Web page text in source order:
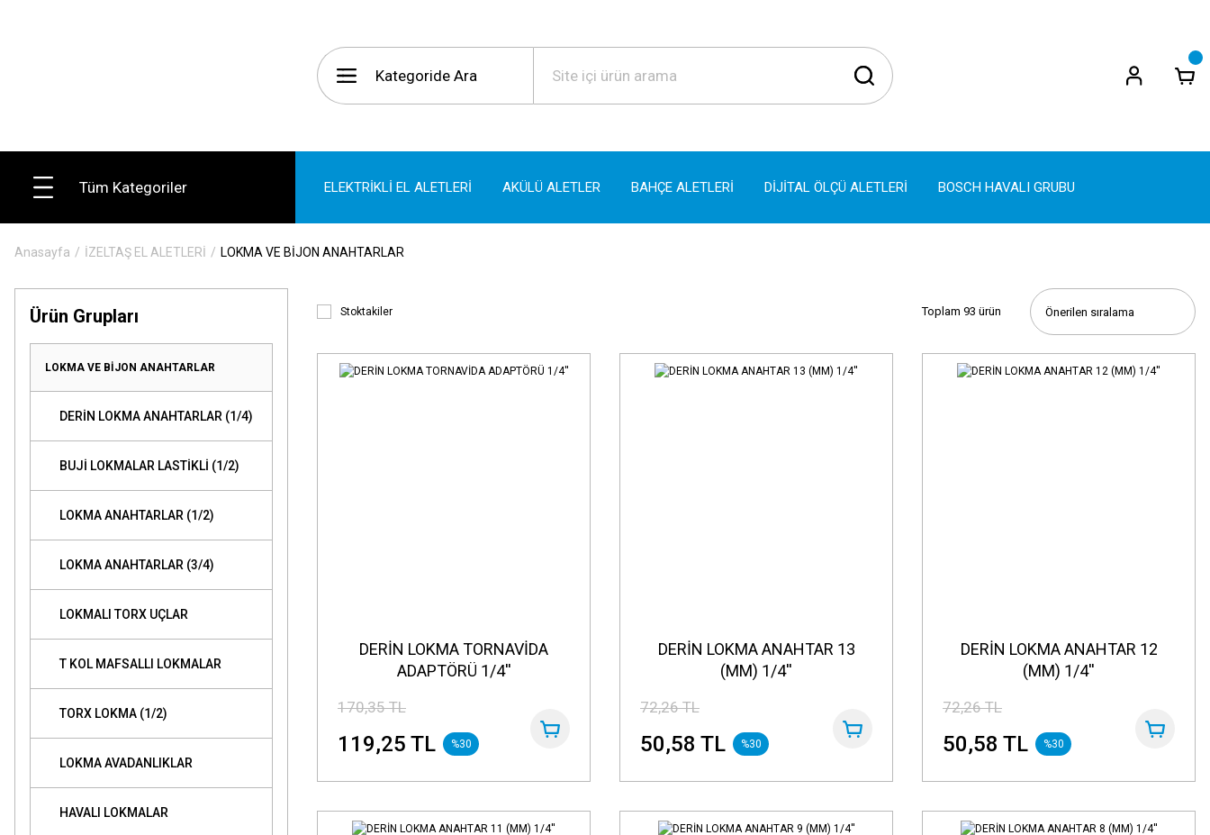
Tüm Kategoriler ELEKTRİKLİ EL ALETLERİ AKÜLÜ ALETLER BAHÇE ALETLERİ DİJİTAL ÖLÇÜ ALETLERİ BOSCH HAVALI GRUBU
Anasayfa İZELTAŞ EL ALETLERİ LOKMA VE BİJON ANAHTARLAR
Ürün Grupları
LOKMA VE BİJON ANAHTARLAR
DERİN LOKMA ANAHTARLAR (1/4)
BUJİ LOKMALAR LASTİKLİ (1/2)
LOKMA ANAHTARLAR (1/2)
LOKMA ANAHTARLAR (3/4)
LOKMALI TORX UÇLAR
T KOL MAFSALLI LOKMALAR
TORX LOKMA (1/2)
LOKMA AVADANLIKLAR
HAVALI LOKMALAR
Stoktakiler Toplam 93 ürün
DERİN LOKMA TORNAVİDA
ADAPTÖRÜ 1/4''
170,35 TL
119,25 TL %30
DERİN LOKMA ANAHTAR 13
(MM) 1/4''
72,26 TL
50,58 TL %30
DERİN LOKMA ANAHTAR 12
(MM) 1/4''
72,26 TL
50,58 TL %30